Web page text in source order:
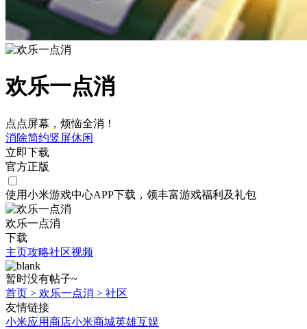
欢乐一点消
点点屏幕，烦恼全消！
消除简约竖屏休闲
立即下载
官方正版
使用小米游戏中心APP下载 ，领丰富游戏福利 及礼包
欢乐一点消
下载
主页攻略社区视频
暂时没有帖子~
首页 > 欢乐一点消 > 社区
友情链接
小米应用商店小米商城英雄互娱